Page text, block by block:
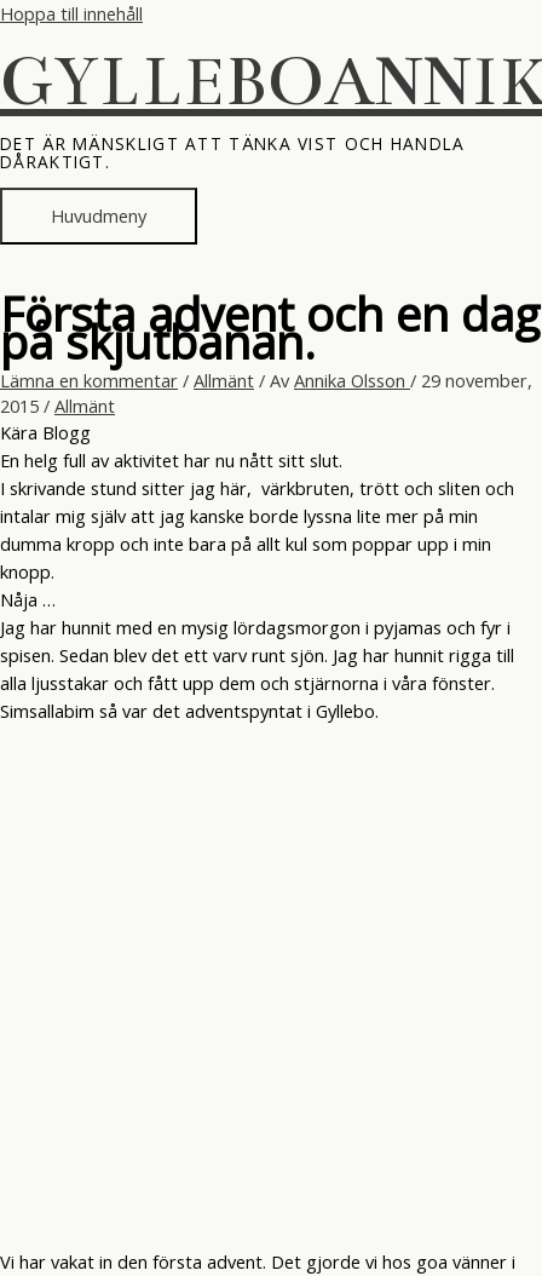
Hoppa till innehåll
DET ÄR MÄNSKLIGT ATT TÄNKA VIST OCH HANDLA
DÅRAKTIGT.
Huvudmeny
Första advent och en dag
på skjutbanan.
Lämna en kommentar / Allmänt / Av Annika Olsson / 29 november,
2015 / Allmänt
Kära Blogg
En helg full av aktivitet har nu nått sitt slut.
I skrivande stund sitter jag här, värkbruten, trött och sliten och
intalar mig själv att jag kanske borde lyssna lite mer på min
dumma kropp och inte bara på allt kul som poppar upp i min
knopp.
Nåja …
Jag har hunnit med en mysig lördagsmorgon i pyjamas och fyr i
spisen. Sedan blev det ett varv runt sjön. Jag har hunnit rigga till
alla ljusstakar och fått upp dem och stjärnorna i våra fönster.
Simsallabim så var det adventspyntat i Gyllebo.
Vi har vakat in den första advent. Det gjorde vi hos goa vänner i